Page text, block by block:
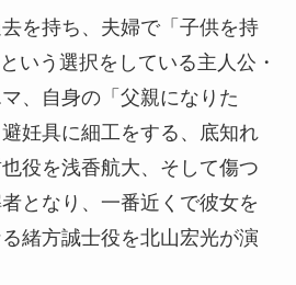
を持ち、夫婦で「子供を持
いう選択をしている主人公・
、自身の「父親になりた
妊具に細工をする、底知れ
役を浅香航大、そして傷つ
となり、一番近くで彼女を
緒方誠士役を北山宏光が演